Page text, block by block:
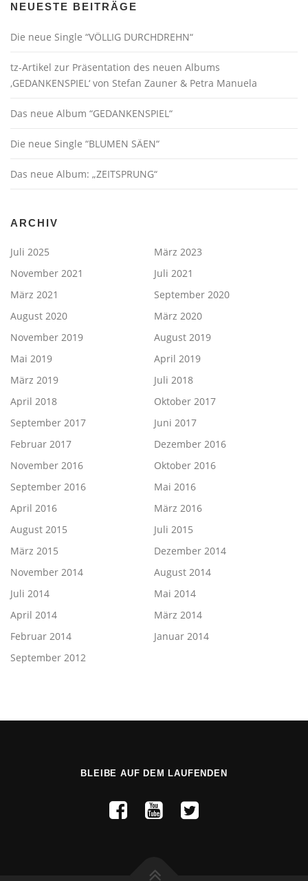
NEUESTE BEITRÄGE
Die neue Single “VÖLLIG DURCHDREHN“
tz-Artikel zur Präsentation des neuen Albums
‚GEDANKENSPIEL‘ von Stefan Zauner & Petra Manuela
Das neue Album “GEDANKENSPIEL“
Die neue Single “BLUMEN SÄEN“
Das neue Album: „ZEITSPRUNG“
ARCHIV
Juli 2025
März 2023
November 2021
Juli 2021
März 2021
September 2020
August 2020
März 2020
November 2019
August 2019
Mai 2019
April 2019
März 2019
Juli 2018
April 2018
Oktober 2017
September 2017
Juni 2017
Februar 2017
Dezember 2016
November 2016
Oktober 2016
September 2016
Mai 2016
April 2016
März 2016
August 2015
Juli 2015
März 2015
Dezember 2014
November 2014
August 2014
Juli 2014
Mai 2014
April 2014
März 2014
Februar 2014
Januar 2014
September 2012
BLEIBE AUF DEM LAUFENDEN